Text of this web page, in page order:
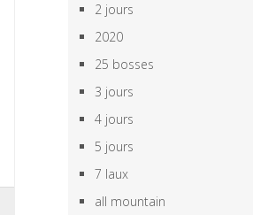
2 jours
2020
25 bosses
3 jours
4 jours
5 jours
7 laux
all mountain